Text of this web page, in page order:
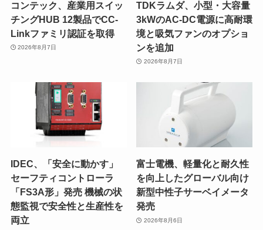
コンテック、産業用スイッ
チングHUB 12製品でCC-
Linkファミリ認証を取得
2026年8月7日
TDKラムダ、小型・大容量
3kWのAC-DC電源に高耐環
境と吸気ファンのオプショ
ンを追加
2026年8月7日
IDEC、「安全に動かす」
セーフティコントローラ
「FS3A形」発売 機械の状
態監視で安全性と生産性を
両立
富士電機、軽量化と耐久性
を向上したグローバル向け
新型中性子サーベイメータ
発売
2026年8月6日